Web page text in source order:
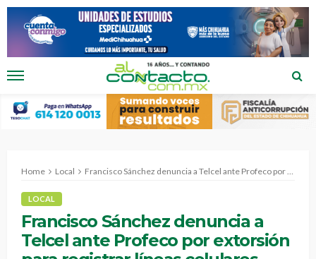
Home Local Francisco Sánchez denuncia a Telcel ante Profeco por extorsión para registrar líneas celulares.
LOCAL
Francisco Sánchez denuncia a
Telcel ante Profeco por extorsión